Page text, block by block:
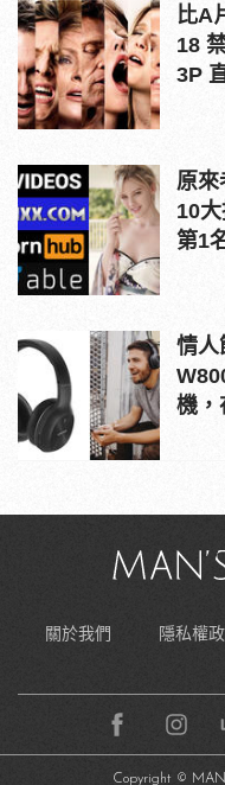
比A
18
3P
原來
10
第1
情人
機，
關於我們 隱私權
Copyright ©